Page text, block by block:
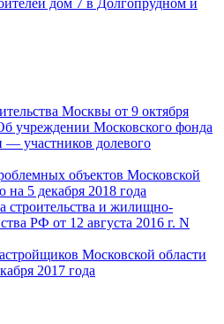
дом 7 в Долгопрудном и
Москвы от 9 октября
учреждении Московского фонда
— участников долевого
объектов Московской
на 5 декабря 2018 года
строительства и жилищно-
РФ от 12 августа 2016 г. N
Московской области
2017 года